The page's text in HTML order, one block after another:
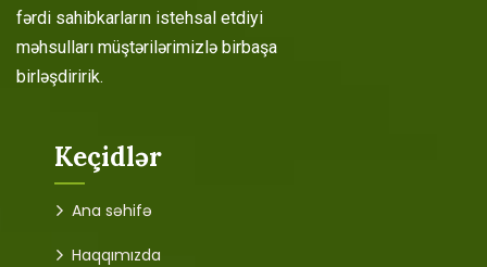
fərdi sahibkarların istehsal etdiyi
məhsulları müştərilərimizlə birbaşa
birləşdiririk.
Keçidlər
Ana səhifə
Haqqımızda